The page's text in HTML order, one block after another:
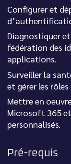
Configurer et
Diagnostiquer
fédération des
applications.
Surveiller la
et gérer les
Mettre en
Microsoft 365
personnalisés.
Pré-requis